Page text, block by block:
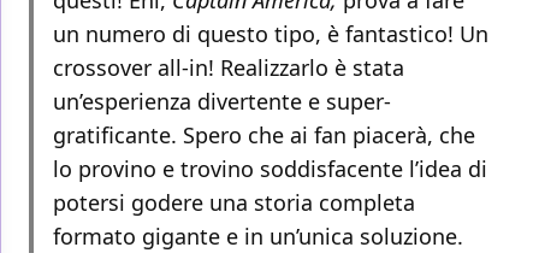
un numero di questo tipo, è fantastico! Un
crossover all-in! Realizzarlo è stata
un’esperienza divertente e super-
gratificante. Spero che ai fan piacerà, che
lo provino e trovino soddisfacente l’idea di
potersi godere una storia completa
formato gigante e in un’unica soluzione.